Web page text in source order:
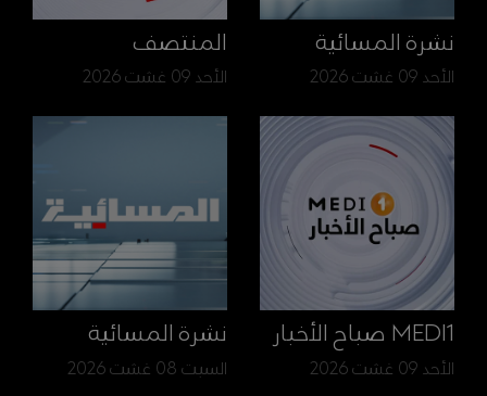
نشرة المسائية
الأحد 09 غشت 2026
المنتصف
الأحد 09 غشت 2026
MEDI1 صباح الأخبار
الأحد 09 غشت 2026
نشرة المسائية
السبت 08 غشت 2026